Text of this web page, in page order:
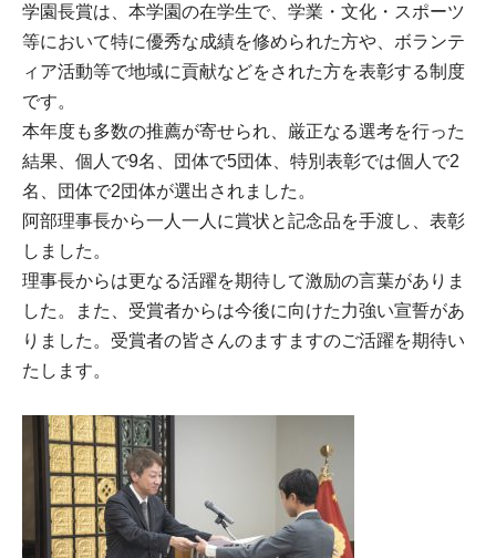
学園長賞は、本学園の在学生で、学業・文化・スポーツ
等において特に優秀な成績を修められた方や、ボランテ
ィア活動等で地域に貢献などをされた方を表彰する制度
です。
本年度も多数の推薦が寄せられ、厳正なる選考を行った
結果、個人で9名、団体で5団体、特別表彰では個人で2
名、団体で2団体が選出されました。
阿部理事長から一人一人に賞状と記念品を手渡し、表彰
しました。
理事長からは更なる活躍を期待して激励の言葉がありま
した。また、受賞者からは今後に向けた力強い宣誓があ
りました。受賞者の皆さんのますますのご活躍を期待い
たします。